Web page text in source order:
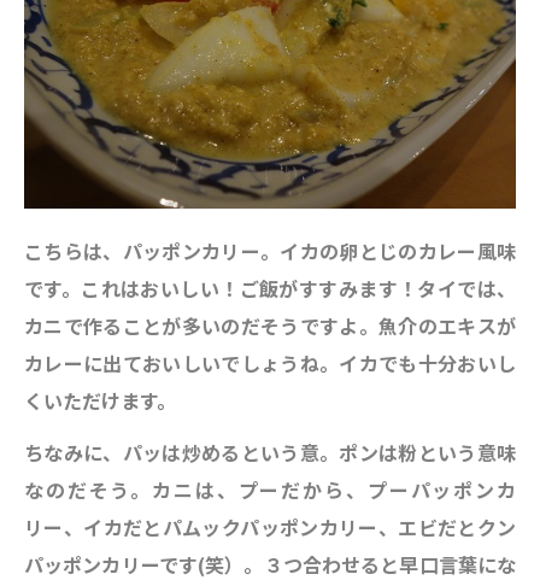
こちらは、パッポンカリー。イカの卵とじのカレー風味
です。これはおいしい！ご飯がすすみます！タイでは、
カニで作ることが多いのだそうですよ。魚介のエキスが
カレーに出ておいしいでしょうね。イカでも十分おいし
くいただけます。
ちなみに、パッは炒めるという意。ポンは粉という意味
なのだそう。カニは、プーだから、プーパッポンカ
リー、イカだとパムックパッポンカリー、エビだとクン
パッポンカリーです(笑）。３つ合わせると早口言葉にな